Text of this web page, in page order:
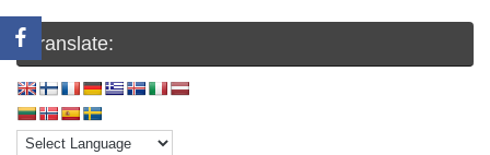
Translate: